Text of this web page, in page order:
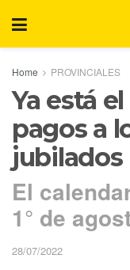
Home PROVINCIALES
Ya está
pagos a
El
1° de
28/07/2022